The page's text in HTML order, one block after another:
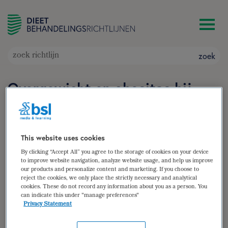
zoek
Overgewicht en obesitas bij
kinderen (in herziening)
Doelgroep: Kinderen en adolescenten met een te
hoog gewicht
Auteur(s): Ageeth Hofsteenge ,Berdien van Wezel
zoek
samenvatting
This website uses cookies
By clicking “Accept All” you agree to the storage of cookies on your device
to improve website navigation, analyze website usage, and help us improve
our products and personalize content and marketing. If you choose to
reject the cookies, we only place the strictly necessary and analytical
cookies. These do not record any information about you as a person. You
can indicate this under "manage preferences"
Privacy Statement